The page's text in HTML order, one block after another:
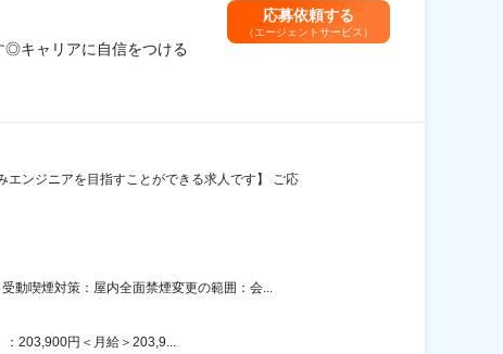
◎キャリアに自信をつける
応募依頼する
（エージェントサービス）
エンジニアを目指すことができる求人です】 ご応
動喫煙対策：屋内全面禁煙変更の範囲：会...
：203,900円＜月給＞203,9...